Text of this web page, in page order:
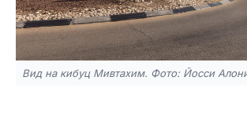
Вид на кибуц Мивтахим. Фото: Йосси